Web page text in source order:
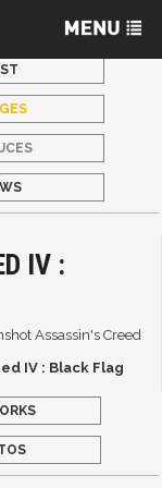
IV :
Assassin's Creed
IV : Black Flag